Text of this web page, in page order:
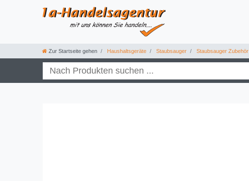
Zur Startseite gehen Haushaltsgeräte Staubsauger Staubsauger Zubehör